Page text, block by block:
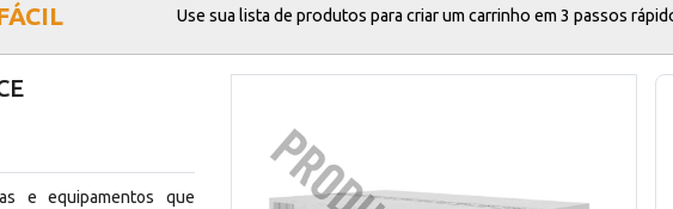
Use sua lista de produtos para criar um carrinho em 3 passos
e equipamentos que